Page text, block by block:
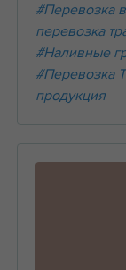
#Перевозка
перевозка
#Наливные
#Перевозка
продукция